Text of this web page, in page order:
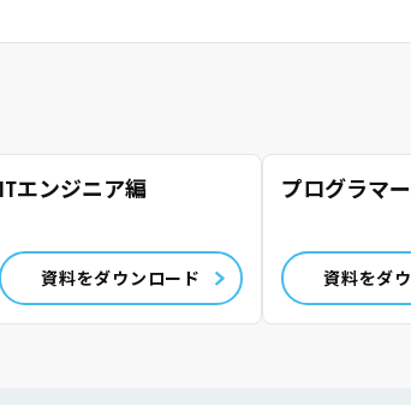
ITエンジニア編
資料をダウンロード
プログラマ
資料をダ